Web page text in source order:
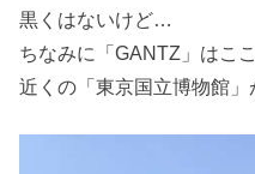
黒くはないけど…
ちなみに「GANTZ」はこ
近くの「東京国立博物館」